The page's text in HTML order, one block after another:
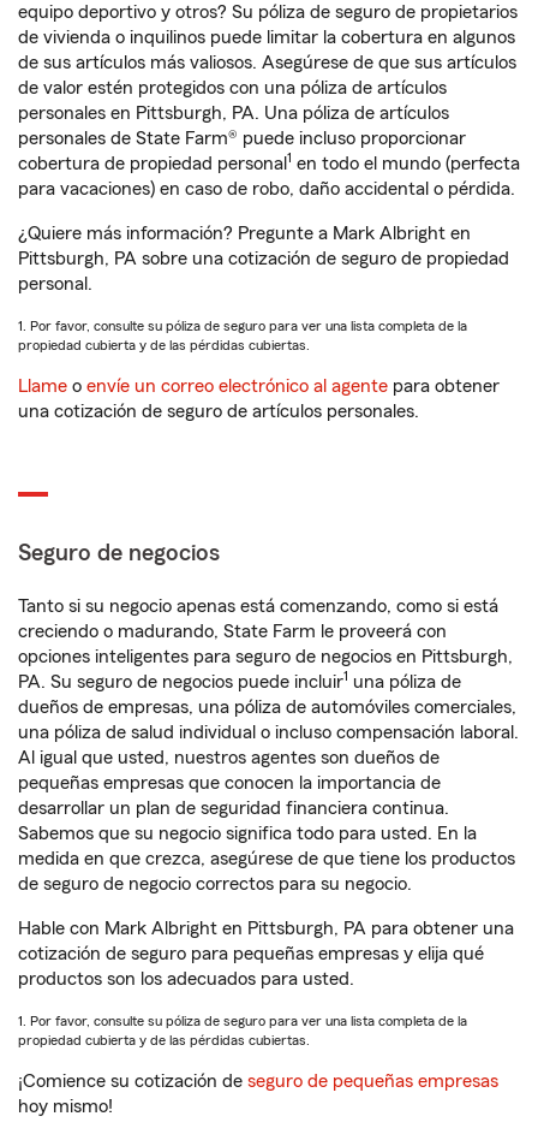
equipo deportivo y otros? Su póliza de seguro de propietarios
de vivienda o inquilinos puede limitar la cobertura en algunos
de sus artículos más valiosos. Asegúrese de que sus artículos
de valor estén protegidos con una póliza de artículos
personales en Pittsburgh, PA. Una póliza de artículos
personales de State Farm® puede incluso proporcionar
cobertura de propiedad personal 1 en todo el mundo (perfecta
para vacaciones) en caso de robo, daño accidental o pérdida.
¿Quiere más información? Pregunte a Mark Albright en
Pittsburgh, PA sobre una cotización de seguro de propiedad
personal.
1. Por favor, consulte su póliza de seguro para ver una lista completa de la
propiedad cubierta y de las pérdidas cubiertas.
Llame o envíe un correo electrónico al agente para obtener
una cotización de seguro de artículos personales.
Seguro de negocios
Tanto si su negocio apenas está comenzando, como si está
creciendo o madurando, State Farm le proveerá con
opciones inteligentes para seguro de negocios en Pittsburgh,
PA. Su seguro de negocios puede incluir1 una póliza de
dueños de empresas, una póliza de automóviles comerciales,
una póliza de salud individual o incluso compensación laboral.
Al igual que usted, nuestros agentes son dueños de
pequeñas empresas que conocen la importancia de
desarrollar un plan de seguridad financiera continua.
Sabemos que su negocio significa todo para usted. En la
medida en que crezca, asegúrese de que tiene los productos
de seguro de negocio correctos para su negocio.
Hable con Mark Albright en Pittsburgh, PA para obtener una
cotización de seguro para pequeñas empresas y elija qué
productos son los adecuados para usted.
1. Por favor, consulte su póliza de seguro para ver una lista completa de la
propiedad cubierta y de las pérdidas cubiertas.
¡Comience su cotización de seguro de pequeñas empresas
hoy mismo!